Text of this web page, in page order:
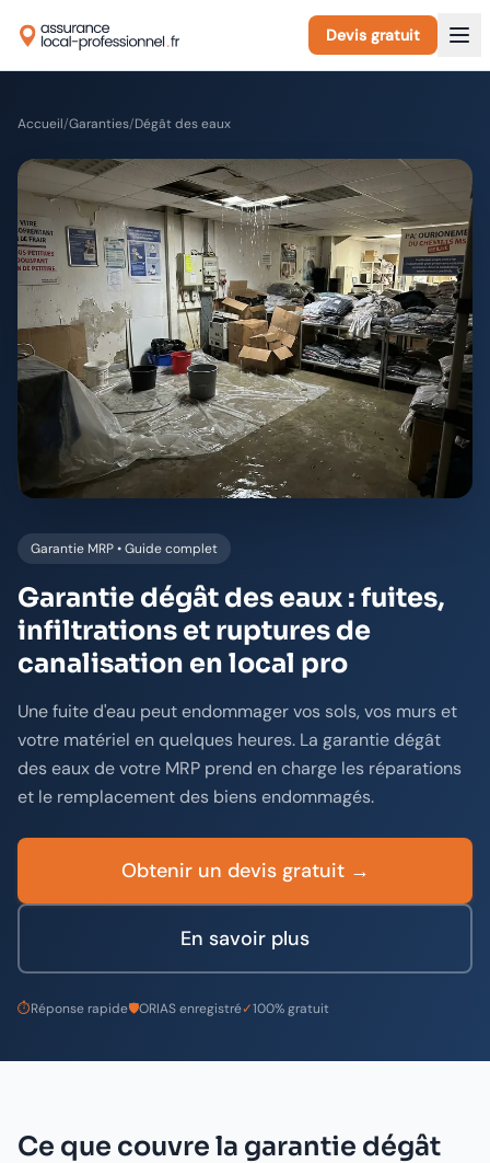
Devis gratuit
Accueil/Garanties/Dégât des eaux
Garantie MRP • Guide complet
Garantie dégât des eaux : fuites,
infiltrations et ruptures de
canalisation en local pro
Une fuite d'eau peut endommager vos sols, vos murs et
votre matériel en quelques heures. La garantie dégât
des eaux de votre MRP prend en charge les réparations
et le remplacement des biens endommagés.
Obtenir un devis gratuit →
En savoir plus
⏱Réponse rapide🛡️ORIAS enregistré✓100% gratuit
Ce que couvre la garantie dégât